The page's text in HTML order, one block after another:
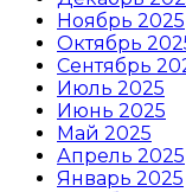
Ноябрь 2025
Октябрь
Сентябрь
Июль 2025
Июнь 2025
Май 2025
Апрель 2025
Январь 2025